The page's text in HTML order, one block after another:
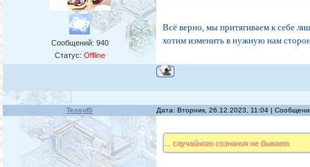
Сообщений: 940
Статус: Offline
Всё верно, мы притягиваем к себе
хотим изменить в нужную нам
Teosof5 Дата: Вторник, 26.12.2023, 11:04 |
... случайного сознания не бывает.